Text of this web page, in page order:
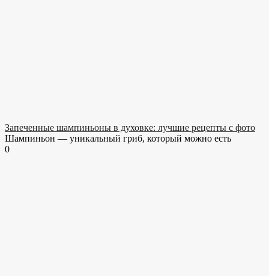
Запеченные шампиньоны в духовке: лучшие рецепты с фото
Шампиньон — уникальный гриб, который можно есть
0